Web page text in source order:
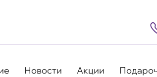
8
Новости Акции